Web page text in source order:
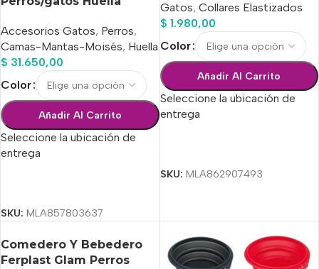
Accesorios Gatos, Perros,
Camas-Mantas-Moisés, Huella
$ 31.650,00
Color
Añadir Al Carrito
Seleccione la ubicación de
entrega
SKU: MLA857803637
Gatos, Collares Elastizados
$ 1.980,00
Color
Añadir Al Carrito
Seleccione la ubicación de
entrega
SKU: MLA862907493
Comedero Y Bebedero
Ferplast Glam Perros